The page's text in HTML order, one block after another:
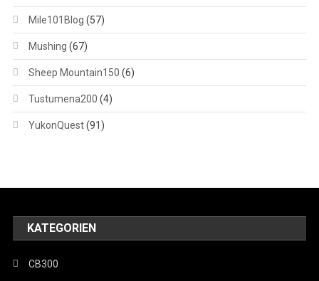
Mile101Blog (57)
Mushing (67)
Sheep Mountain150 (6)
Tustumena200 (4)
YukonQuest(91)
KATEGORIEN
CB300